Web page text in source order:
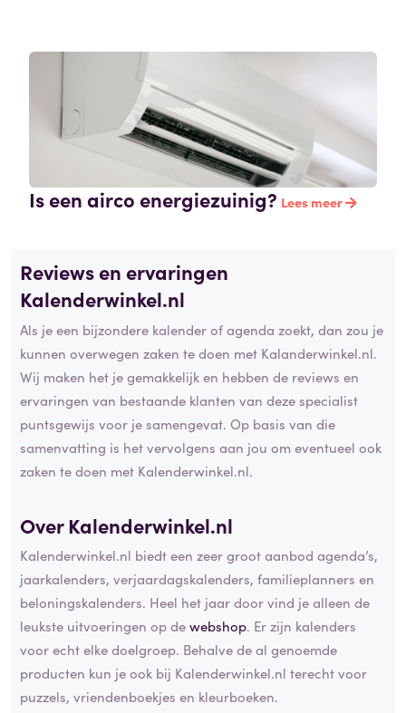
Is een airco energiezuinig? Lees meer
Reviews en ervaringen
Kalenderwinkel.nl
Als je een bijzondere kalender of agenda zoekt, dan zou je
kunnen overwegen zaken te doen met Kalanderwinkel.nl.
Wij maken het je gemakkelijk en hebben de reviews en
ervaringen van bestaande klanten van deze specialist
puntsgewijs voor je samengevat. Op basis van die
samenvatting is het vervolgens aan jou om eventueel ook
zaken te doen met Kalenderwinkel.nl.
Over Kalenderwinkel.nl
Kalenderwinkel.nl biedt een zeer groot aanbod agenda’s,
jaarkalenders, verjaardagskalenders, familieplanners en
beloningskalenders. Heel het jaar door vind je alleen de
leukste uitvoeringen op dewebshop. Er zijn kalenders
voor echt elke doelgroep. Behalve de al genoemde
producten kun je ook bij Kalenderwinkel.nl terecht voor
puzzels, vriendenboekjes en kleurboeken.